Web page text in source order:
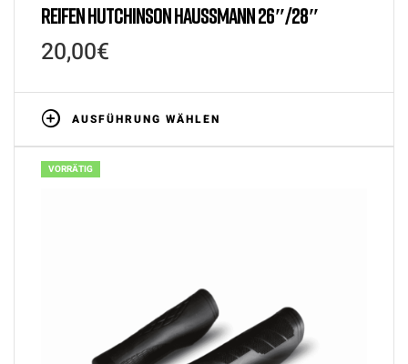
REIFEN HUTCHINSON HAUSSMANN 26″/28″
20,00€
AUSFÜHRUNG WÄHLEN
VORRÄTIG